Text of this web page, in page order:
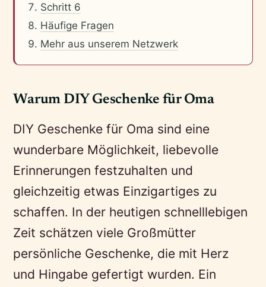
Schritt 6
Häufige Fragen
Mehr aus unserem Netzwerk
Warum DIY Geschenke für Oma
DIY Geschenke für Oma sind eine
wunderbare Möglichkeit, liebevolle
Erinnerungen festzuhalten und
gleichzeitig etwas Einzigartiges zu
schaffen. In der heutigen schnelllebigen
Zeit schätzen viele Großmütter
persönliche Geschenke, die mit Herz
und Hingabe gefertigt wurden. Ein